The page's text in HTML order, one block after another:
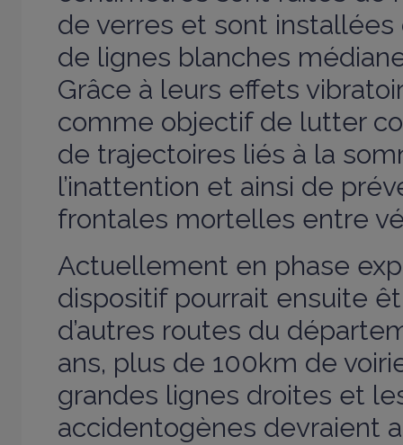
de verres et sont installées
de lignes blanches
Grâce à leurs effets
comme objectif de lutter
de trajectoires liés à la
l’inattention et ainsi de
frontales mortelles entre
Actuellement en phase
dispositif pourrait ensuite
d’autres routes du
ans, plus de 100km de
grandes lignes droites et
accidentogènes devraient